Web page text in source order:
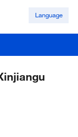
Language